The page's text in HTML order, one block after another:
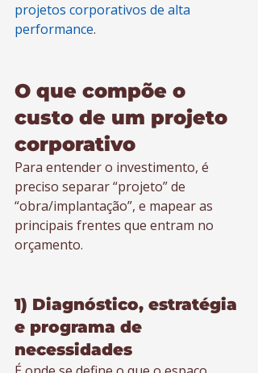
projetos corporativos de alta
performance.
O que compõe o
custo de um projeto
corporativo
Para entender o investimento, é
preciso separar “projeto” de
“obra/implantação”, e mapear as
principais frentes que entram no
orçamento.
1) Diagnóstico, estratégia
e programa de
necessidades